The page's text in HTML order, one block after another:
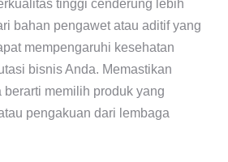
tinggi cenderung lebih
bahan pengawet atau aditif yang
mempengaruhi kesehatan
bisnis Anda. Memastikan
berarti memilih produk yang
pengakuan dari lembaga